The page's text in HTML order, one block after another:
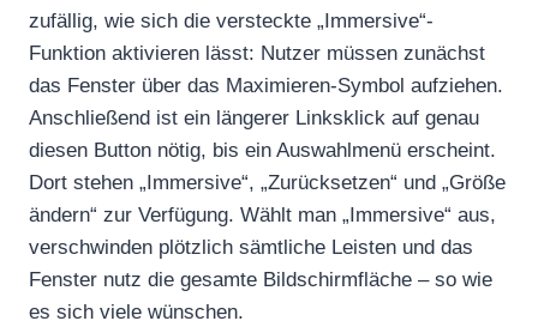
zufällig, wie sich die versteckte „Immersive“-
Funktion aktivieren lässt: Nutzer müssen zunächst
das Fenster über das Maximieren-Symbol aufziehen.
Anschließend ist ein längerer Linksklick auf genau
diesen Button nötig, bis ein Auswahlmenü erscheint.
Dort stehen „Immersive“, „Zurücksetzen“ und „Größe
ändern“ zur Verfügung. Wählt man „Immersive“ aus,
verschwinden plötzlich sämtliche Leisten und das
Fenster nutz die gesamte Bildschirmfläche – so wie
es sich viele wünschen.